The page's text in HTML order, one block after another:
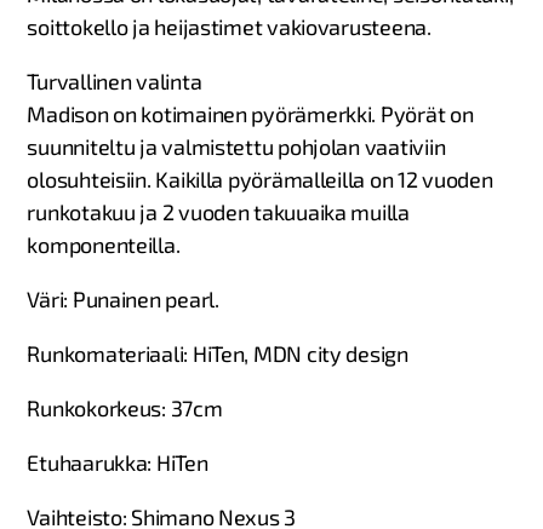
soittokello ja heijastimet vakiovarusteena.
Turvallinen valinta
Madison on kotimainen pyörämerkki. Pyörät on
suunniteltu ja valmistettu pohjolan vaativiin
olosuhteisiin. Kaikilla pyörämalleilla on 12 vuoden
runkotakuu ja 2 vuoden takuuaika muilla
komponenteilla.
Väri: Punainen pearl.​
Runkomateriaali: HiTen, MDN city design ​
Runkokorkeus: 37cm ​
Etuhaarukka: HiTen​
Vaihteisto: Shimano Nexus 3 ​